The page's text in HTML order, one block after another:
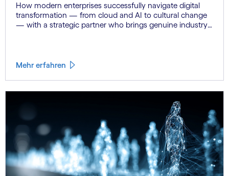
How modern enterprises successfully navigate digital
transformation — from cloud and AI to cultural change
— with a strategic partner who brings genuine industry
Mehr erfahren